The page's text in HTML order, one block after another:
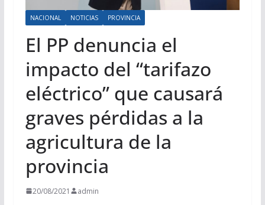
NACIONAL NOTICIAS PROVINCIA
El PP denuncia el
impacto del “tarifazo
eléctrico” que causará
graves pérdidas a la
agricultura de la
provincia
20/08/2021 admin